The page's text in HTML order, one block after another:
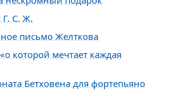
Г. С. Ж.
письмо Желткова
которой мечтает каждая
Бетховена для фортепьяно